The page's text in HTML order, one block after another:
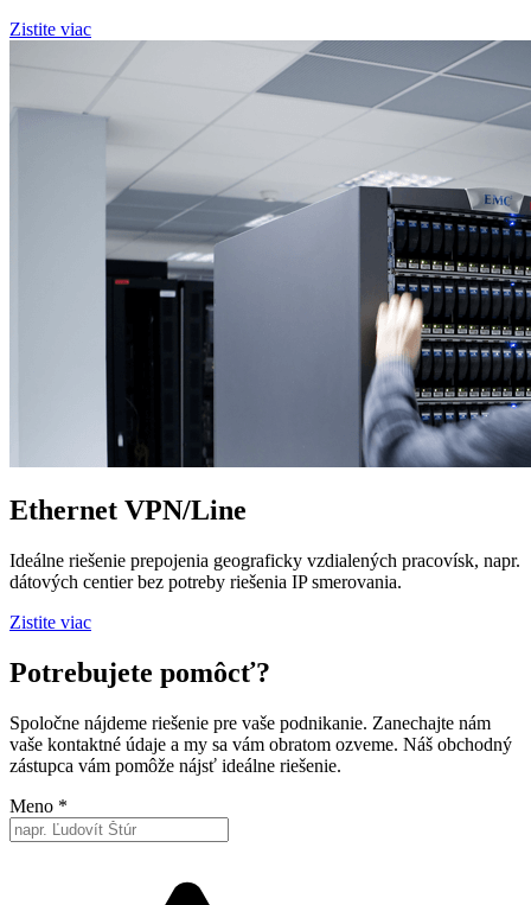
Zistite viac
Ethernet VPN/Line
Ideálne riešenie prepojenia geograficky vzdialených pracovísk, napr.
dátových centier bez potreby riešenia IP smerovania.
Zistite viac
Potrebujete pomôcť?
Spoločne nájdeme riešenie pre vaše podnikanie. Zanechajte nám
vaše kontaktné údaje a my sa vám obratom ozveme. Náš obchodný
zástupca vám pomôže nájsť ideálne riešenie.
Meno *